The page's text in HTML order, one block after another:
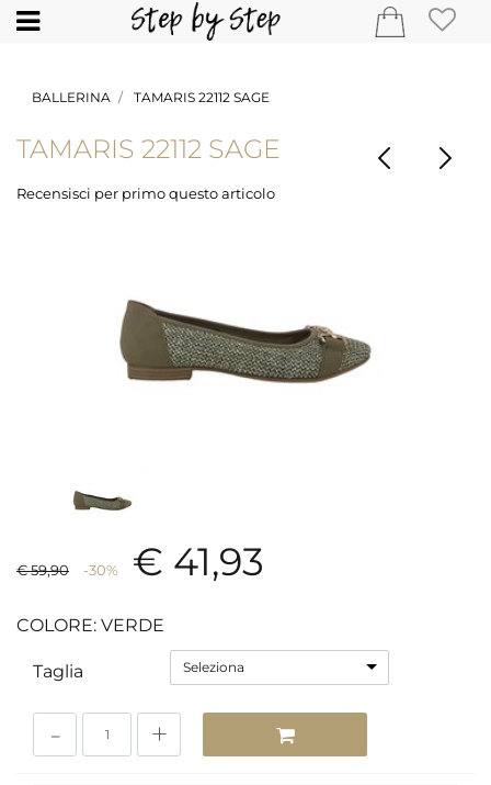
Open
BALLERINA TAMARIS 22112 SAGE
TAMARIS 22112 SAGE
Recensisci per primo questo articolo
€ 59,90 -30% € 41,93
COLORE: VERDE
Taglia Seleziona